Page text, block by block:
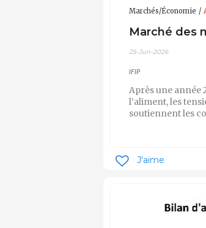
Marchés/Économie
Marché des
25-Jun-2026
IFIP
Après une année
l’aliment, les
soutiennent les
J'aime